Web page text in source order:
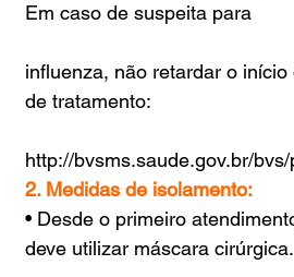
Em caso de suspeita para
influenza, não retardar o
de tratamento:
http://bvsms.saude.gov.br/
2. Medidas de isolamento:
• Desde o primeiro
deve utilizar máscara cirúrgica.